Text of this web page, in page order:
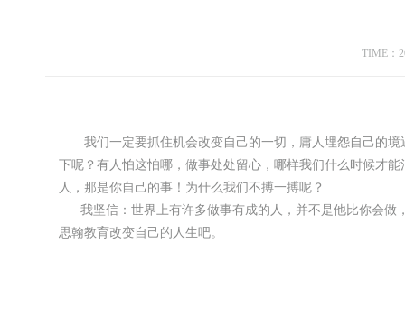
TIME：
我们一定要抓住机会改变自己的一切，庸人埋怨自己的境
下呢？有人怕这怕哪，做事处处留心，哪样我们什么时候才
人，那是你自己的事！为什么我们不搏一搏呢？
我坚信：世界上有许多做事有成的人，并不是他比你会做
思翰教育改变自己的人生吧。